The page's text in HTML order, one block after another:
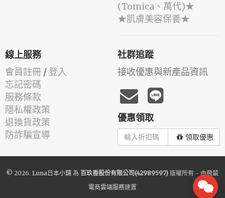
(Tomica、萬代)★
★肌膚美容保養★
線上服務
會員註冊 / 登入
忘記密碼
服務條款
隱私權政策
退換貨政策
防詐騙宣導
社群追蹤
接收優惠與新產品資訊
優惠領取
領取優惠
© 2026. Luna日本小舖 為 百玖香股份有限公司(42989597) 版權所有 - 由飛鼠
電商雲端服務建置